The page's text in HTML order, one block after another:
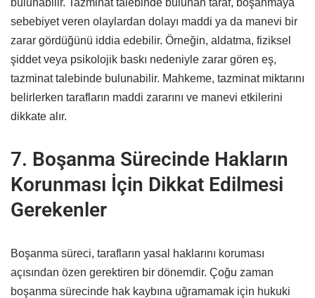
sebebiyet veren olaylardan dolayı maddi ya da manevi bir
zarar gördüğünü iddia edebilir. Örneğin, aldatma, fiziksel
şiddet veya psikolojik baskı nedeniyle zarar gören eş,
tazminat talebinde bulunabilir. Mahkeme, tazminat miktarını
belirlerken tarafların maddi zararını ve manevi etkilerini
dikkate alır.
7. Boşanma Sürecinde Hakların
Korunması İçin Dikkat Edilmesi
Gerekenler
Boşanma süreci, tarafların yasal haklarını koruması
açısından özen gerektiren bir dönemdir. Çoğu zaman
boşanma sürecinde hak kaybına uğramamak için hukuki